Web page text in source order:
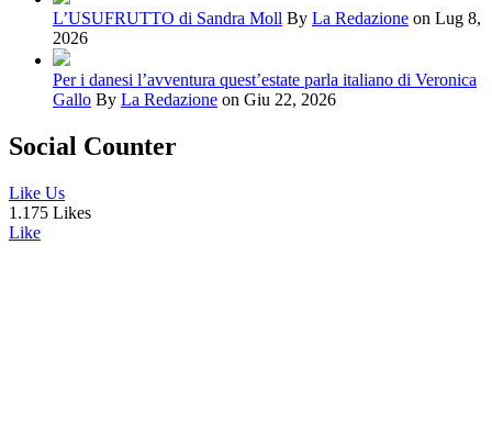
L’USUFRUTTO di Sandra Moll By La Redazione on Lug 8,
2026
Per i danesi l’avventura quest’estate parla italiano di Veronica
Gallo By La Redazione on Giu 22, 2026
Social Counter
Like Us
1.175 Likes
Like